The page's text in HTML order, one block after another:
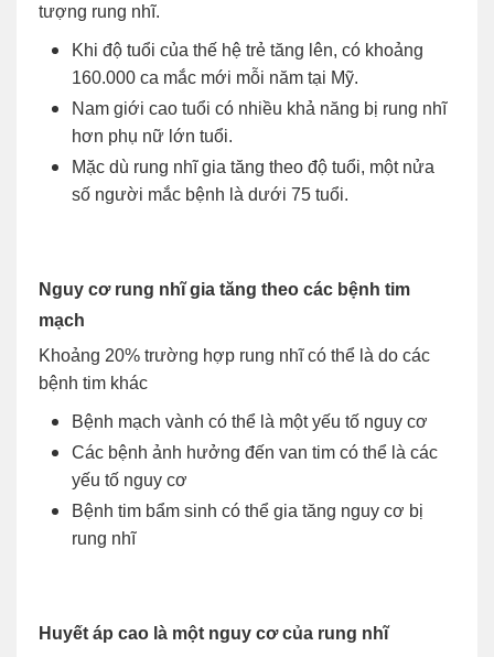
tượng rung nhĩ.
Khi độ tuổi của thế hệ trẻ tăng lên, có khoảng
160.000 ca mắc mới mỗi năm tại Mỹ.
Nam giới cao tuổi có nhiều khả năng bị rung nhĩ
hơn phụ nữ lớn tuổi.
Mặc dù rung nhĩ gia tăng theo độ tuổi, một nửa
số người mắc bệnh là dưới 75 tuổi.
Nguy cơ rung nhĩ gia tăng theo các bệnh tim
mạch
Khoảng 20% trường hợp rung nhĩ có thể là do các
bệnh tim khác
Bệnh mạch vành có thể là một yếu tố nguy cơ
Các bệnh ảnh hưởng đến van tim có thể là các
yếu tố nguy cơ
Bệnh tim bẩm sinh có thể gia tăng nguy cơ bị
rung nhĩ
Huyết áp cao là một nguy cơ của rung nhĩ